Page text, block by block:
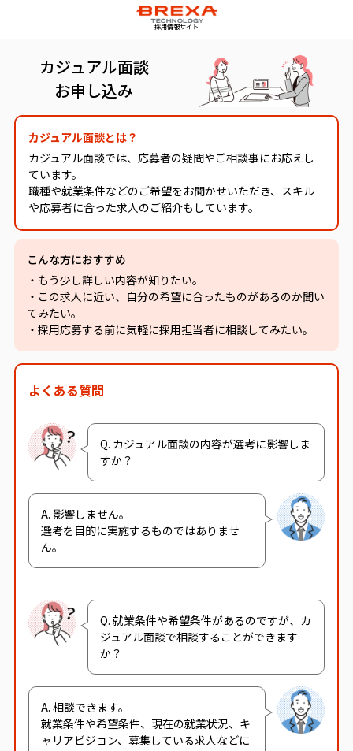
採用情報サイト
カジュアル面談
お申し込み
カジュアル面談とは？
カジュアル面談では、応募者の疑問やご相談事にお応えし
ています。
職種や就業条件などのご希望をお聞かせいただき、スキル
や応募者に合った求人のご紹介もしています。
こんな方におすすめ
・もう少し詳しい内容が知りたい。
・この求人に近い、自分の希望に合ったものがあるのか聞い
てみたい。
・採用応募する前に気軽に採用担当者に相談してみたい。
よくある質問
Q. カジュアル面談の内容が選考に影響しま
すか？
A. 影響しません。
選考を目的に実施するものではありませ
ん。
Q. 就業条件や希望条件があるのですが、カ
ジュアル面談で相談することができます
か？
A. 相談できます。
就業条件や希望条件、現在の就業状況、キ
ャリアビジョン、募集している求人などに